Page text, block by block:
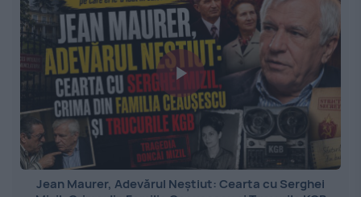
Jean Maurer, Adevărul Neștiut: Cearta cu Serghei